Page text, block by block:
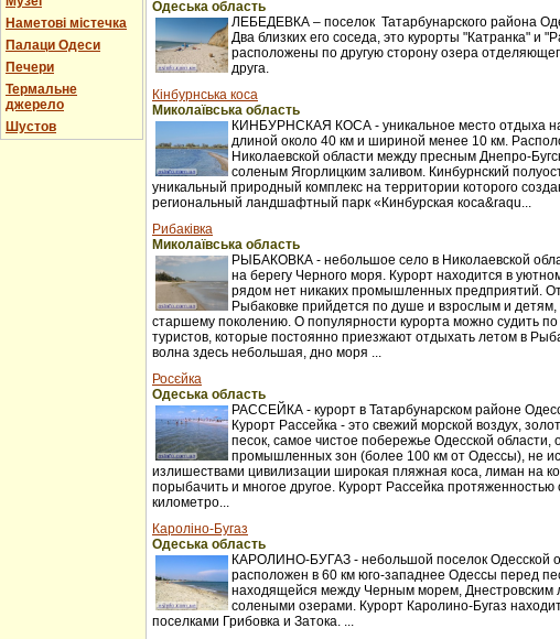
Наметові містечка
Палаци Одеси
Печери
Термальне
джерело
Шустов
Одеська область
ЛЕБЕДЕВКА – поселок Татарбунарского района
Два близких его соседа, это курорты "Катранка" и
расположены по другую сторону озера
друга.
Кінбурнська коса
Миколаївська область
КИНБУРНСКАЯ КОСА - уникальное место отдыха
длиной около 40 км и шириной менее 10 км.
Николаевской области между пресным Днепро-
соленым Ягорлицким заливом. Кинбурнский
уникальный природный комплекс на территории которого
региональный ландшафтный парк «Кинбурская коса&raqu...
Рибаківка
Миколаївська область
РЫБАКОВКА - небольшое село в Николаевской
на берегу Черного моря. Курорт находится в
рядом нет никаких промышленных предприятий.
Рыбаковке прийдется по душе и взрослым и
старшему поколению. О популярности курорта можно судить
туристов, которые постоянно приезжают отдыхать летом в
волна здесь небольшая, дно моря ...
Росєйка
Одеська область
РАССЕЙКА - курорт в Татарбунарском районе
Курорт Рассейка - это свежий морской воздух,
песок, самое чистое побережье Одесской области,
промышленных зон (более 100 км от Одессы), не
излишествами цивилизации широкая пляжная коса, лиман на
порыбачить и многое другое. Курорт Рассейка протяженностью
километро...
Кароліно-Бугаз
Одеська область
КАРОЛИНО-БУГАЗ - небольшой поселок Одесской
расположен в 60 км юго-западнее Одессы перед
находящейся между Черным морем, Днестровским
солеными озерами. Курорт Каролино-Бугаз
поселками Грибовка и Затока. ...